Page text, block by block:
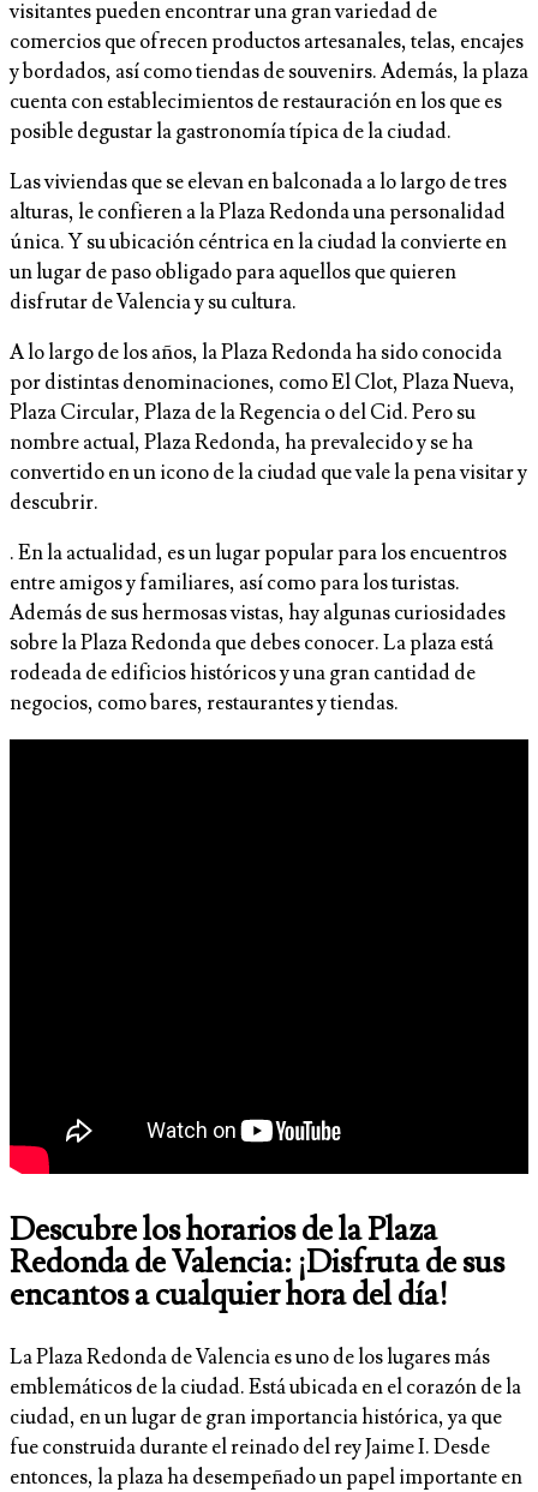
visitantes pueden encontrar una gran variedad de
comercios que ofrecen productos artesanales, telas, encajes
y bordados, así como tiendas de souvenirs. Además, la plaza
cuenta con establecimientos de restauración en los que es
posible degustar la gastronomía típica de la ciudad.
Las viviendas que se elevan en balconada a lo largo de tres
alturas, le confieren a la Plaza Redonda una personalidad
única. Y su ubicación céntrica en la ciudad la convierte en
un lugar de paso obligado para aquellos que quieren
disfrutar de Valencia y su cultura.
A lo largo de los años, la Plaza Redonda ha sido conocida
por distintas denominaciones, como El Clot, Plaza Nueva,
Plaza Circular, Plaza de la Regencia o del Cid. Pero su
nombre actual, Plaza Redonda, ha prevalecido y se ha
convertido en un icono de la ciudad que vale la pena visitar y
descubrir.
. En la actualidad, es un lugar popular para los encuentros
entre amigos y familiares, así como para los turistas.
Además de sus hermosas vistas, hay algunas curiosidades
sobre la Plaza Redonda que debes conocer. La plaza está
rodeada de edificios históricos y una gran cantidad de
negocios, como bares, restaurantes y tiendas.
Descubre los horarios de la Plaza
Redonda de Valencia: ¡Disfruta de sus
encantos a cualquier hora del día!
La Plaza Redonda de Valencia es uno de los lugares más
emblemáticos de la ciudad. Está ubicada en el corazón de la
ciudad, en un lugar de gran importancia histórica, ya que
fue construida durante el reinado del rey Jaime I. Desde
entonces, la plaza ha desempeñado un papel importante en